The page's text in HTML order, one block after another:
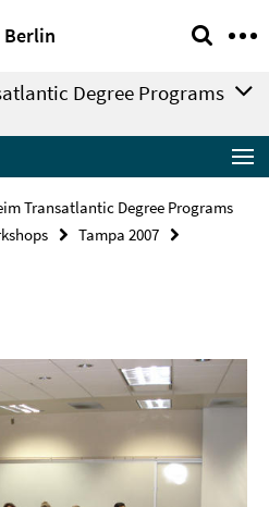
Degree Programs
Transatlantic Degree Programs
Tampa 2007